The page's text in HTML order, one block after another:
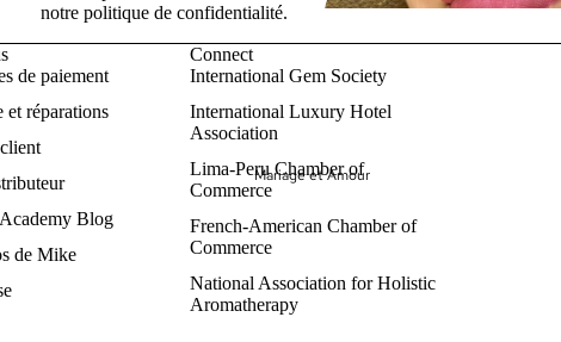
Mode
Mariage et Amour
notre politique de confidentialité.
de paiement
et réparations
Blog
de Mike
Connect
International Gem Society
International Luxury Hotel
Association
Lima-Peru Chamber of
Commerce
French-American Chamber of
Commerce
National Association for Holistic
Aromatherapy
Politique de remboursement
Politique d’expédition